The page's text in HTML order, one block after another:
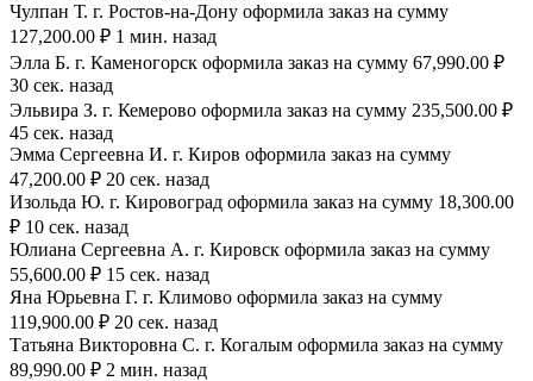
Чулпан Т. г. Ростов-на-Дону оформила заказ на сумму
127,200.00 ₽ 1 мин. назад
Элла Б. г. Каменогорск оформила заказ на сумму 67,990.00 ₽
30 сек. назад
Эльвира З. г. Кемерово оформила заказ на сумму 235,500.00 ₽
45 сек. назад
Эмма Сергеевна И. г. Киров оформила заказ на сумму
47,200.00 ₽ 20 сек. назад
Изольда Ю. г. Кировоград оформила заказ на сумму 18,300.00
₽ 10 сек. назад
Юлиана Сергеевна А. г. Кировск оформила заказ на сумму
55,600.00 ₽ 15 сек. назад
Яна Юрьевна Г. г. Климово оформила заказ на сумму
119,900.00 ₽ 20 сек. назад
Татьяна Викторовна С. г. Когалым оформила заказ на сумму
89,990.00 ₽ 2 мин. назад